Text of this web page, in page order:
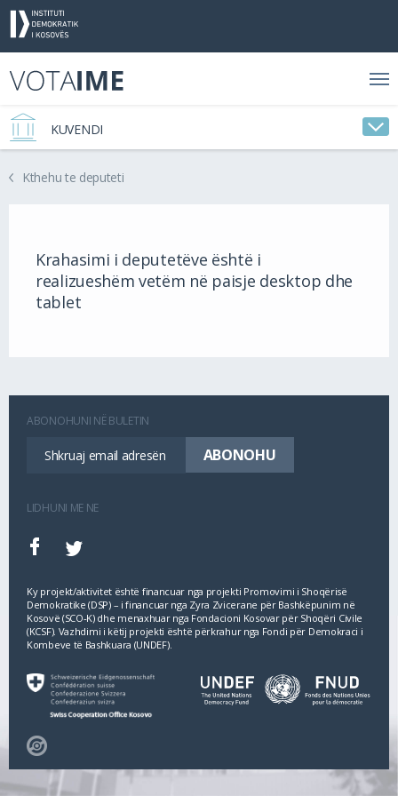
KUVENDI
Kthehu te deputeti
Krahasimi i deputetëve është i
realizueshëm vetëm në paisje desktop dhe
tablet
ABONOHUNI NË BULETIN
LIDHUNI ME NE
Ky projekt/aktivitet është financuar nga projekti Promovimi i Shoqërisë
Demokratike (DSP) – i financuar nga Zyra Zvicerane për Bashkëpunim në
Kosovë (SCO‐K) dhe menaxhuar nga Fondacioni Kosovar për Shoqëri Civile
(KCSF). Vazhdimi i këtij projekti është përkrahur nga Fondi për Demokraci i
Kombeve të Bashkuara (UNDEF).